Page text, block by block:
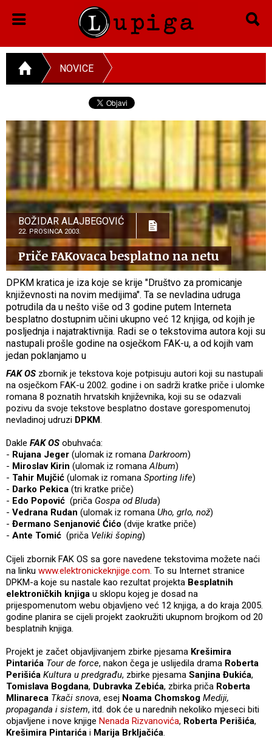
NOVICE
BOŽIDAR ALAJBEGOVIĆ
22. PROSINCA 2003.
Priče FAKovaca besplatno na netu
DPKM kratica je iza koje se krije "Društvo za promicanje
književnosti na novim medijima". Ta se nevladina udruga
potrudila da u nešto više od 3 godine putem Interneta
besplatno dostupnim učini ukupno već 12 knjiga, od kojih je
posljednja i najatraktivnija. Radi se o tekstovima autora koji su
nastupali prošle godine na osječkom FAK-u, a od kojih vam
jedan poklanjamo u
FAK OS zbornik je tekstova koje potpisuju autori koji su nastupali
na osječkom FAK-u 2002. godine i on sadrži kratke priče i ulomke
romana 8 poznatih hrvatskih književnika, koji su se odazvali
pozivu da svoje tekstove besplatno dostave gorespomenutoj
nevladinoj udruzi DPKM.
Dakle FAK OS obuhvaća:
- Rujana Jeger (ulomak iz romana Darkroom)
- Miroslav Kirin (ulomak iz romanaAlbum)
- Tahir Mujčić (ulomak iz romana Sporting life)
- Darko Pekica (tri kratke priče)
- Edo Popović (priča Gospa od Bluda)
- Vedrana Rudan (ulomak iz romana Uho, grlo, nož)
- Đermano Senjanović Ćićo (dvije kratke priče)
- Ante Tomić (priča Veliki šoping)
Cijeli zbornik FAK OS sa gore navedene tekstovima možete naći
na linku www.elektronickeknjige.com. To su Internet stranice
DPKM-a koje su nastale kao rezultat projekta Besplatnih
elektroničkih knjiga u sklopu kojeg je dosad na
prijespomenutom webu objavljeno već 12 knjiga, a do kraja 2005.
godine planira se cijeli projekt zaokružiti ukupnom brojkom od 20
besplatnih knjiga.
Projekt je začet objavljivanjem zbirke pjesama Krešimira
Pintarića Tour de force, nakon čega je uslijedila drama Roberta
Perišića Kultura u predgrađu, zbirke pjesama Sanjina Đukića,
Tomislava Bogdana, Dubravka Zebića, zbirka priča Roberta
Mlinareca Tkači snova, esej Noama Chomskog Mediji,
propaganda i sistem, itd. dok će u narednih nekoliko mjeseci biti
objavljene i nove knjige Nenada Rizvanovića, Roberta Perišića,
Krešimira Pintarića i Marija Brkljačića.